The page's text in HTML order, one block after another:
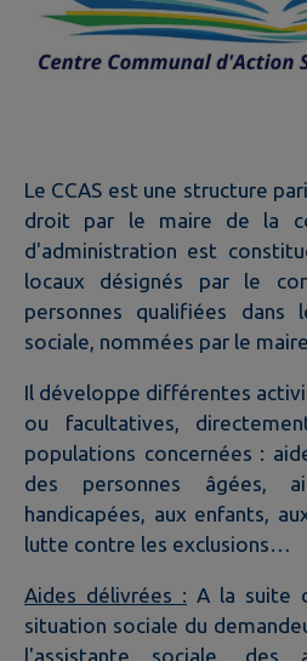
Le CCAS est une structure
droit par le maire de la
d'administration est
locaux désignés par le
personnes qualifiées
sociale, nommées par le maire.
Il développe différentes
ou facultatives,
populations concernées :
des personnes âgées,
handicapées, aux enfants,
lutte contre les exclusions…
Aides délivrées : A la suite
situation sociale du
l'assistante sociale, des